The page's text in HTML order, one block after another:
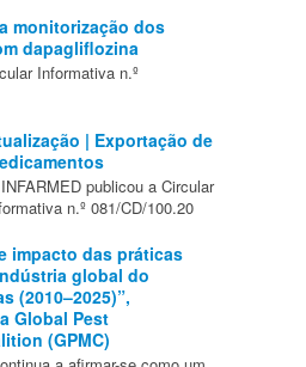
monitorização dos
dapagliflozina
Informativa n.º
| Exportação de
publicou a Circular
n.º 081/CD/100.20
impacto das práticas
global do
(2010–2025)”,
Global Pest
(GPMC)